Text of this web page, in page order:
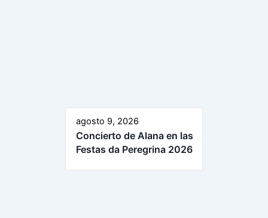
agosto 9, 2026
Concierto de Alana en las
Festas da Peregrina 2026